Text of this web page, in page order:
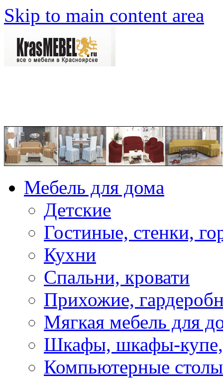
Skip to main content area
Мебель для дома
Детские
Гостиные, стенки,
Кухни
Спальни, кровати
Прихожие,
Мягкая мебель для
Шкафы, шкафы-купе,
Компьютерные столы